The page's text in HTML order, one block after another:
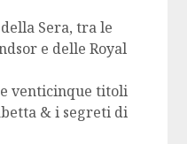
Sera, tra le
e delle Royal
venticinque titoli
& i segreti di